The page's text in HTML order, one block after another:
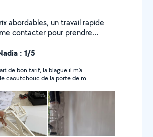
abordables, un travail rapide
contacter pour prendre
: 1/5
de bon tarif, la blague il m’a
caoutchouc de la porte de ma
il me dit chacun son budget
prix c’est du vol de l’arnaque.